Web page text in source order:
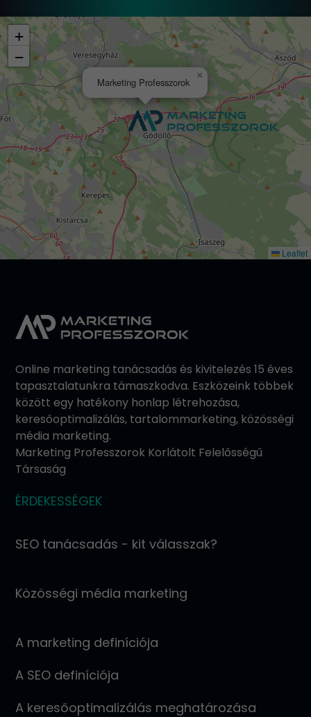
Marketing Professzorok
×
+
−
Leaflet
Online marketing tanácsadás és kivitelezés 15 éves
tapasztalatunkra támaszkodva. Eszközeink többek
között egy hatékony honlap létrehozása,
keresőoptimalizálás, tartalommarketing, közösségi
média marketing.
Marketing Professzorok Korlátolt Felelősségű
Társaság
ÉRDEKESSÉGEK
SEO tanácsadás - kit válasszak?
Közösségi média marketing
A marketing definíciója
A SEO definíciója
A keresőoptimalizálás meghatározása